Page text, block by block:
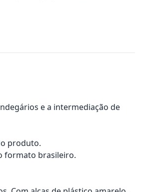
e a intermediação de
produto.
formato brasileiro.